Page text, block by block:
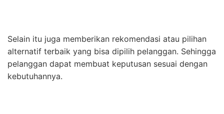
Selain itu juga memberikan rekomendasi atau pilihan
alternatif terbaik yang bisa dipilih pelanggan. Sehingga
pelanggan dapat membuat keputusan sesuai dengan
kebutuhannya.